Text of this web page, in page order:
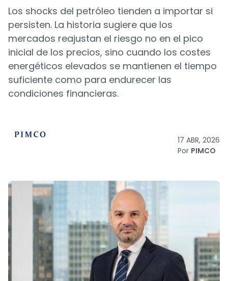
Los shocks del petróleo tienden a importar si
persisten. La historia sugiere que los
mercados reajustan el riesgo no en el pico
inicial de los precios, sino cuando los costes
energéticos elevados se mantienen el tiempo
suficiente como para endurecer las
condiciones financieras.
17 ABR, 2026
Por PIMCO